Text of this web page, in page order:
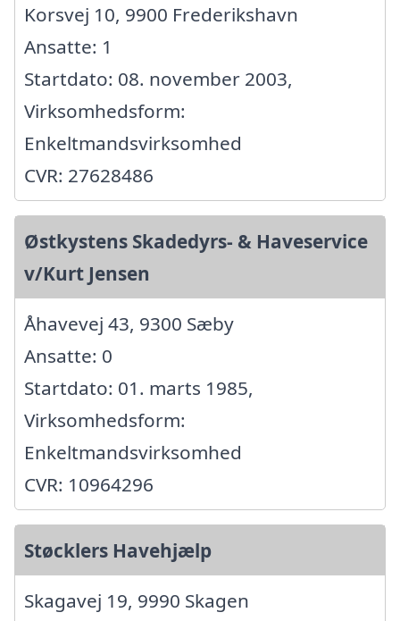
Korsvej 10, 9900 Frederikshavn
Ansatte: 1
Startdato: 08. november 2003,
Virksomhedsform:
Enkeltmandsvirksomhed
CVR: 27628486
Østkystens Skadedyrs- & Haveservice
v/Kurt Jensen
Åhavevej 43, 9300 Sæby
Ansatte: 0
Startdato: 01. marts 1985,
Virksomhedsform:
Enkeltmandsvirksomhed
CVR: 10964296
Støcklers Havehjælp
Skagavej 19, 9990 Skagen